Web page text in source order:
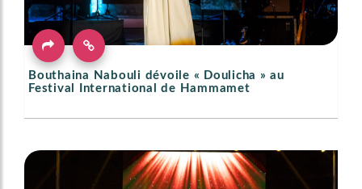
Bouthaina Nabouli dévoile « Doulicha » au
Festival International de Hammamet